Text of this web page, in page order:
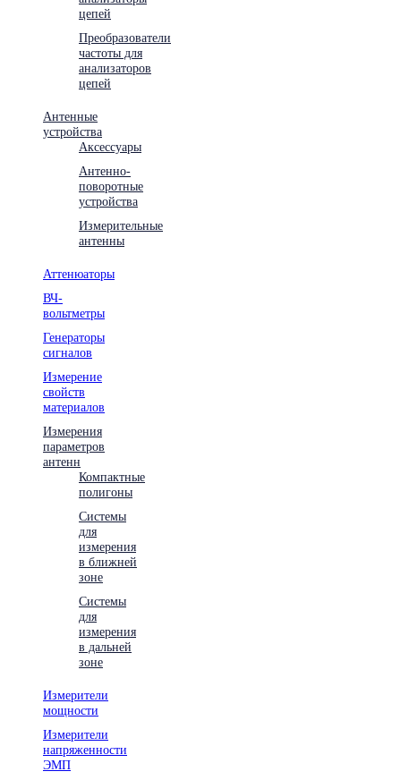
цепей
Преобразователи
частоты для
анализаторов
цепей
Антенные
устройства
Аксессуары
Антенно-
поворотные
устройства
Измерительные
антенны
Аттенюаторы
ВЧ-
вольтметры
Генераторы
сигналов
Измерение
свойств
материалов
Измерения
параметров
антенн
Компактные
полигоны
Системы
для
измерения
в ближней
зоне
Системы
для
измерения
в дальней
зоне
Измерители
мощности
Измерители
напряженности
ЭМП